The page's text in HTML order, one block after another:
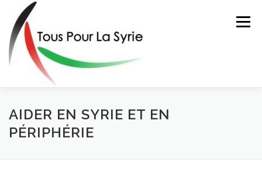
contenu
Menu
ACTIONS L’ASSOCIATION FAIRE UN DON
AIDER EN SYRIE ET EN
PÉRIPHÉRIE